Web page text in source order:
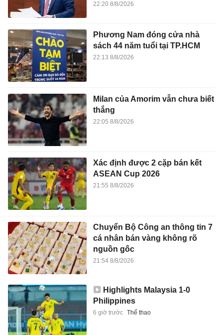
22:20 8/8/2026
Phương Nam đóng cửa nhà
sách 44 năm tuổi tại TP.HCM
22:13 8/8/2026
Milan của Amorim vẫn chưa biết
thắng
22:05 8/8/2026
Xác định được 2 cặp bán kết
ASEAN Cup 2026
21:55 8/8/2026
Chuyển Bộ Công an thông tin 7
cá nhân bán vàng không rõ
nguồn gốc
21:54 8/8/2026
Highlights Malaysia 1-0
Philippines
6 giờ trước Thể thao